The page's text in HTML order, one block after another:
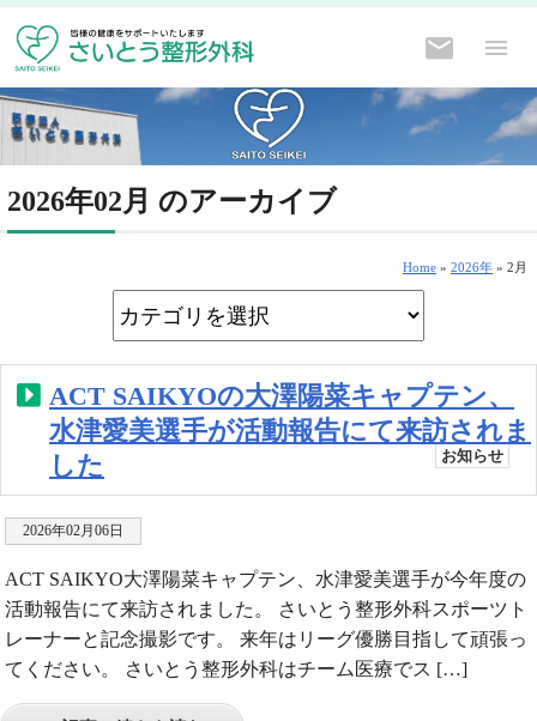
2026年02月 のアーカイブ
Home » 2026年 » 2月
ACT SAIKYOの大澤陽菜キャプテン、
水津愛美選手が活動報告にて来訪されま
した
お知らせ
2026年02月06日
ACT SAIKYO大澤陽菜キャプテン、水津愛美選手が今年度の
活動報告にて来訪されました。 さいとう整形外科スポーツト
レーナーと記念撮影です。 来年はリーグ優勝目指して頑張っ
てください。 さいとう整形外科はチーム医療でス […]